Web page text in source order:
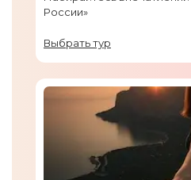
России»
Выбрать тур